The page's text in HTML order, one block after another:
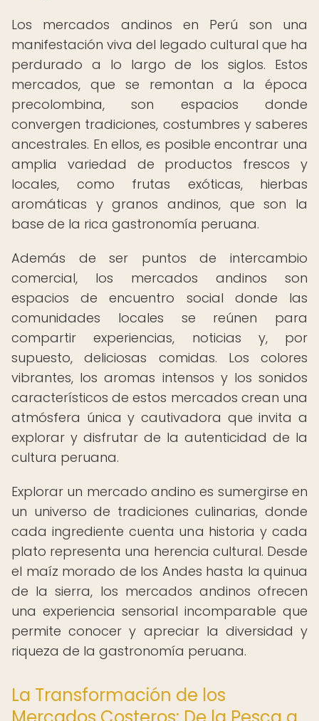
Los mercados andinos en Perú son una
manifestación viva del legado cultural que ha
perdurado a lo largo de los siglos. Estos
mercados, que se remontan a la época
precolombina, son espacios donde
convergen tradiciones, costumbres y saberes
ancestrales. En ellos, es posible encontrar una
amplia variedad de productos frescos y
locales, como frutas exóticas, hierbas
aromáticas y granos andinos, que son la
base de la rica gastronomía peruana.
Además de ser puntos de intercambio
comercial, los mercados andinos son
espacios de encuentro social donde las
comunidades locales se reúnen para
compartir experiencias, noticias y, por
supuesto, deliciosas comidas. Los colores
vibrantes, los aromas intensos y los sonidos
característicos de estos mercados crean una
atmósfera única y cautivadora que invita a
explorar y disfrutar de la autenticidad de la
cultura peruana.
Explorar un mercado andino es sumergirse en
un universo de tradiciones culinarias, donde
cada ingrediente cuenta una historia y cada
plato representa una herencia cultural. Desde
el maíz morado de los Andes hasta la quinua
de la sierra, los mercados andinos ofrecen
una experiencia sensorial incomparable que
permite conocer y apreciar la diversidad y
riqueza de la gastronomía peruana.
La Transformación de los